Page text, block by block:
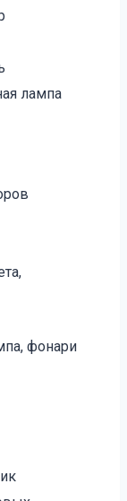
лампа
фонари